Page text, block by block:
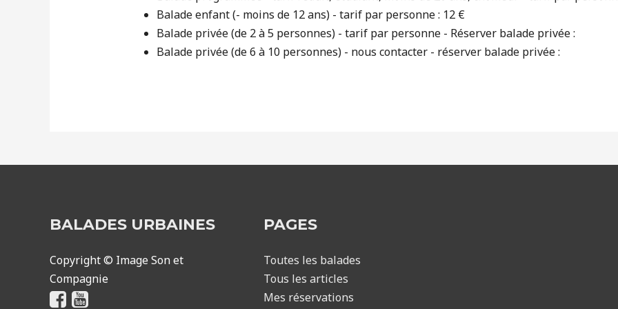
Balade enfant (- moins de 12 ans) - tarif par personne : 12 €
Balade privée (de 2 à 5 personnes) - tarif par personne - Réserver balade privée :
Balade privée (de 6 à 10 personnes) - nous contacter - réserver balade privée :
BALADES URBAINES
Copyright © Image Son et
Compagnie
PAGES
Toutes les balades
Tous les articles
Mes réservations